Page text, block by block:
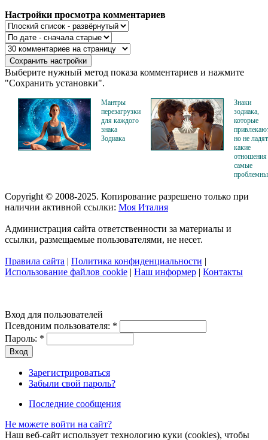
Настройки просмотра комментариев
Выберите нужный метод показа комментариев и нажмите
"Сохранить установки".
Мантры
перезагрузки
для каждого
знака
Зодиака
Знаки
зодиака,
которые
но не
какие
отношения
самые
Copyright © 2008-2025. Копирование разрешено только при
наличии активной ссылки: Моя Италия
Администрация сайта ответственности за материалы и
ссылки, размещаемые пользователями, не несет.
Правила сайта | Политика конфиденциальности |
Использование файлов cookie | Наш информер | Контакты
Вход для пользователей
Псевдоним пользователя: *
Пароль: *
Зарегистрироваться
Забыли свой пароль?
Последние сообщения
Не можете войти на сайт?
Наш веб-сайт использует технологию куки (cookies), чтобы